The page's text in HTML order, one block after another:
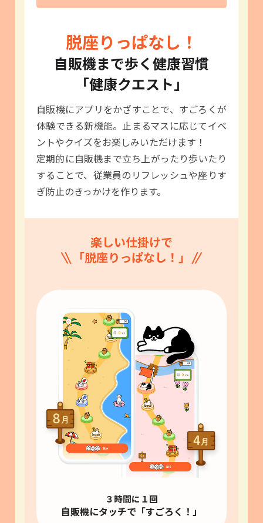
脱座りっぱなし！
自販機まで歩く健康習慣
「健康クエスト」
自販機にアプリをかざすことで、すごろくが
体験できる新機能。止まるマスに応じてイベ
ントやクイズをお楽しみいただけます！
定期的に自販機まで立ち上がったり歩いたり
することで、従業員のリフレッシュや座りす
ぎ防止のきっかけを作ります。
楽しい仕掛けで
「脱座りっぱなし！」
３時間に１回
自販機にタッチで「すごろく！」